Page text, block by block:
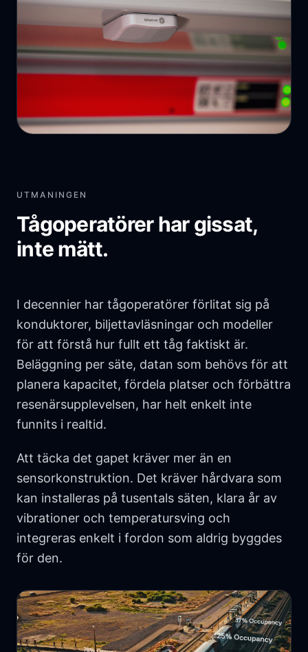
UTMANINGEN
Tågoperatörer har gissat,
inte mätt.
I decennier har tågoperatörer förlitat sig på
konduktorer, biljettavläsningar och modeller
för att förstå hur fullt ett tåg faktiskt är.
Beläggning per säte, datan som behövs för att
planera kapacitet, fördela platser och förbättra
resenärsupplevelsen, har helt enkelt inte
funnits i realtid.
Att täcka det gapet kräver mer än en
sensorkonstruktion. Det kräver hårdvara som
kan installeras på tusentals säten, klara år av
vibrationer och temperatursving och
integreras enkelt i fordon som aldrig byggdes
för den.